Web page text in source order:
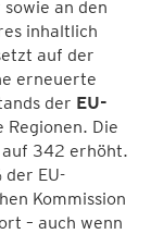
an den
inhaltlich
auf der
erneuerte
der EU-
Die
342 erhöht.
EU-
Kommission
– auch wenn